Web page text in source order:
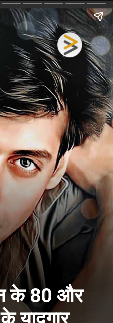
के 80 और